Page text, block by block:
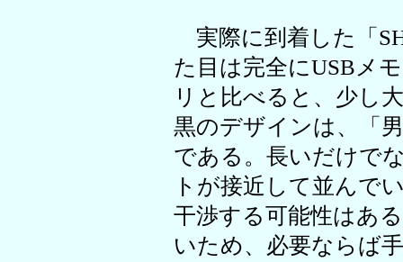
実際に到着した「
た目は完全にUSBメ
リと比べると、少し
黒のデザインは、「
である。長いだけで
トが接近して並んで
干渉する可能性はあ
いため、必要ならば